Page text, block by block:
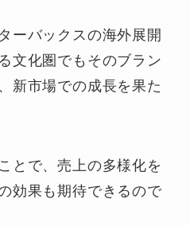
ーバックスの海外展開
文化圏でもそのブラン
新市場での成長を果た
とで、売上の多様化を
効果も期待できるので